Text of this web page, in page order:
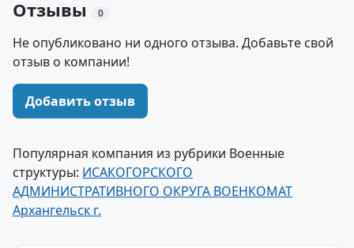
Отзывы 0
Не опубликовано ни одного отзыва. Добавьте свой
отзыв о компании!
Добавить отзыв
Популярная компания из рубрики Военные
структуры: ИСАКОГОРСКОГО
АДМИНИСТРАТИВНОГО ОКРУГА ВОЕНКОМАТ
Архангельск г.